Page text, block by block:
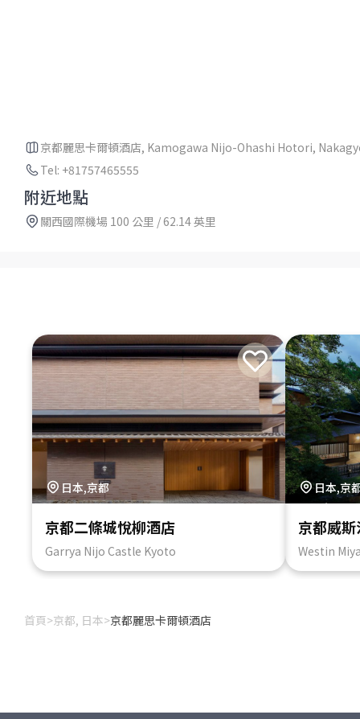
京都麗思卡爾頓酒店, Kamogawa Nijo-Ohashi Hotori,
Tel: +81757465555
附近地點
關西國際機場 100 公里 / 62.14 英里
日本,京都
京都二條城悅柳酒店
Garrya Nijo Castle Kyoto
日本,京
京都威
Westin
首頁>京都, 日本>京都麗思卡爾頓酒店